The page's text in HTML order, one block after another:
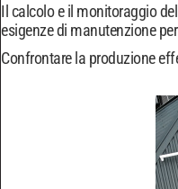
Il calcolo e il monitoraggio
esigenze di manutenzione
Confrontare la produzione